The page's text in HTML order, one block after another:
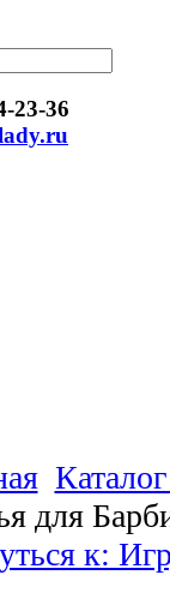
23-36
для
к: